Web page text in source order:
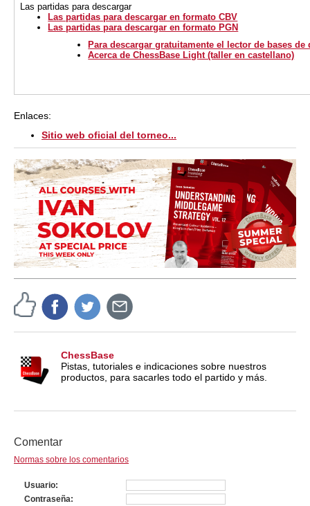
Las partidaspara descargar
Las partidas para descargar en formato CBV
Las partidas para descargar en formato PGN
Para descargar gratuitamente el lector de bases de
Acerca de ChessBase Light (taller en castellano)
Enlaces:
Sitio web oficial del torneo...
ChessBase
Pistas, tutoriales e indicaciones sobre nuestros
productos, para sacarles todo el partido y más.
Comentar
Normas sobre los comentarios
Usuario
Contraseña